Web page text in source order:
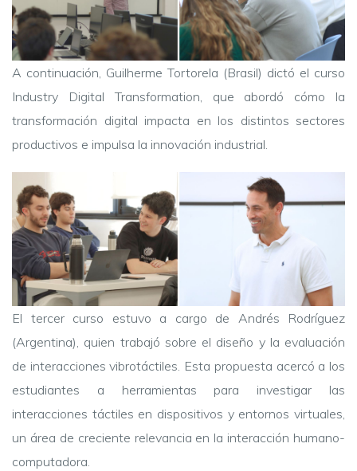
A continuación, Guilherme Tortorela (Brasil) dictó el curso
Industry Digital Transformation, que abordó cómo la
transformación digital impacta en los distintos sectores
productivos e impulsa la innovación industrial.
El tercer curso estuvo a cargo de Andrés Rodríguez
(Argentina), quien trabajó sobre el diseño y la evaluación
de interacciones vibrotáctiles. Esta propuesta acercó a los
estudiantes a herramientas para investigar las
interacciones táctiles en dispositivos y entornos virtuales,
un área de creciente relevancia en la interacción humano-
computadora.